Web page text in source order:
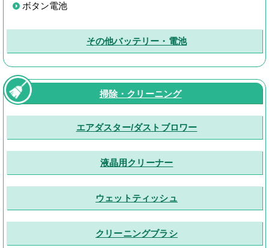
ボタン電池
その他バッテリー・電池
掃除・クリーニング
エアダスター/ダストブロワー
液晶用クリーナー
ウェットティッシュ
クリーニングブラシ